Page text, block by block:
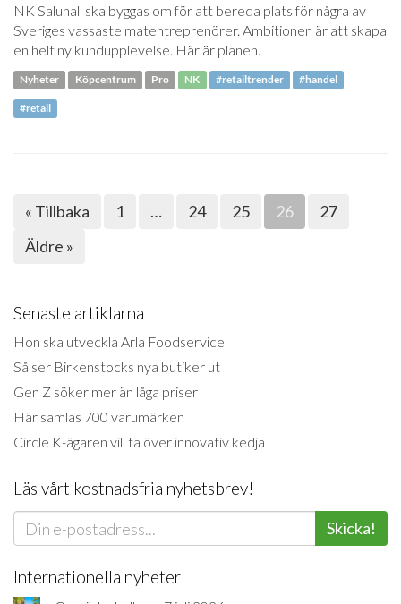
NK Saluhall ska byggas om för att bereda plats för några av
Sveriges vassaste matentreprenörer. Ambitionen är att skapa
en helt ny kundupplevelse. Här är planen.
Nyheter Köpcentrum Pro NK #retailtrender #handel
#retail
« Tillbaka 1 … 24 25 26
27
Äldre »
Senaste artiklarna
Hon ska utveckla Arla Foodservice
Så ser Birkenstocks nya butiker ut
Gen Z söker mer än låga priser
Här samlas 700 varumärken
Circle K-ägaren vill ta över innovativ kedja
Läs vårt kostnadsfria nyhetsbrev!
Skicka!
Internationella nyheter